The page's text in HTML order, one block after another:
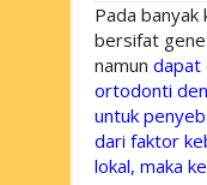
Pada banyak
bersifat
namun dapat
ortodonti
untuk
dari faktor
lokal, maka